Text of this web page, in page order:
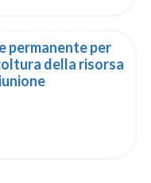
permanente per
della risorsa